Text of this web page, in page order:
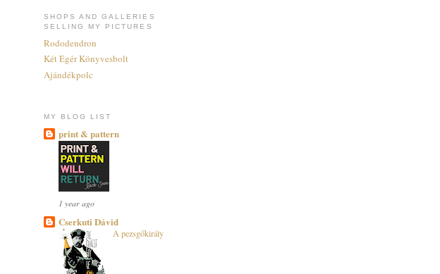
SHOPS AND GALLERIES
SELLING MY PICTURES
Rododendron
Két Egér Könyvesbolt
Ajándékpolc
MY BLOG LIST
print & pattern
1 year ago
Cserkuti Dávid
A pezsgőkirály